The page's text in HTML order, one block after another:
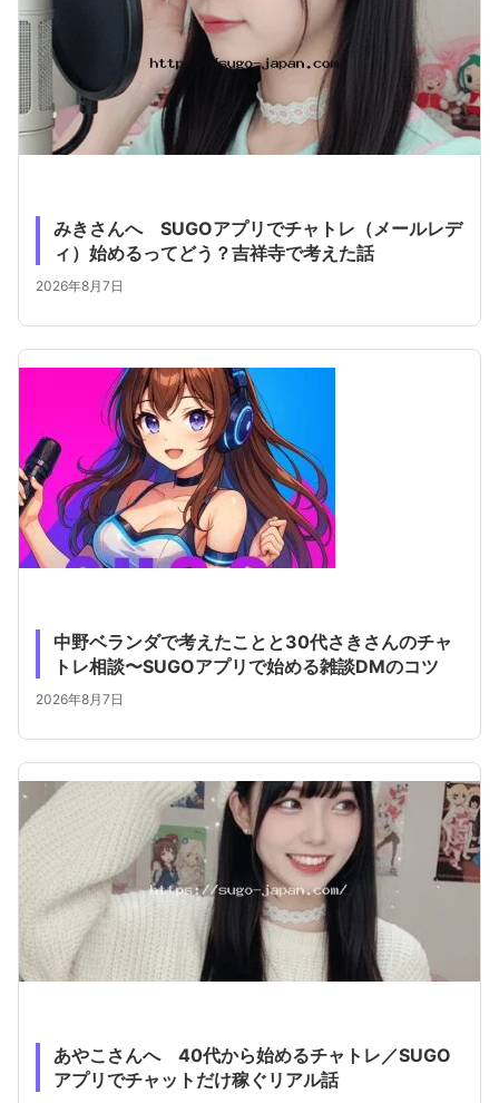
みきさんへ SUGOアプリでチャトレ（メールレデ
ィ）始めるってどう？吉祥寺で考えた話
2026年8月7日
中野ベランダで考えたことと30代さきさんのチャ
トレ相談〜SUGOアプリで始める雑談DMのコツ
2026年8月7日
あやこさんへ 40代から始めるチャトレ／SUGO
アプリでチャットだけ稼ぐリアル話